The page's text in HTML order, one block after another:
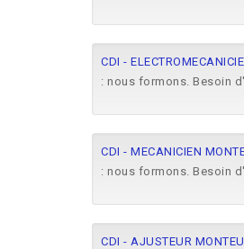
CDI -
: nous formons. Besoin
CDI - MECANICIEN
: nous formons. Besoin
CDI - AJUSTEUR